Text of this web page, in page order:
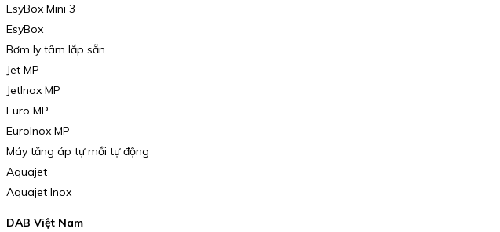
EsyBox Mini 3
EsyBox
Bơm ly tâm lắp sẵn
Jet MP
JetInox MP
Euro MP
EuroInox MP
Máy tăng áp tự mồi tự động
Aquajet
Aquajet Inox
DAB Việt Nam